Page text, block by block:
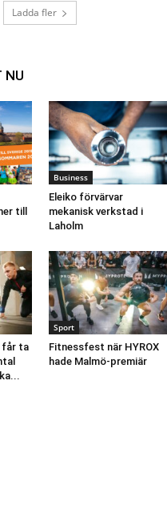
Ladda fler
NU
till
Business
Eleiko förvärvar
mekanisk verkstad i
Laholm
får ta
Sport
Fitnessfest när HYROX
hade Malmö-premiär